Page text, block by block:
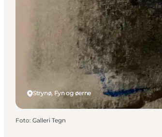
Strynø, Fyn og øerne
Foto: Galleri Tegn